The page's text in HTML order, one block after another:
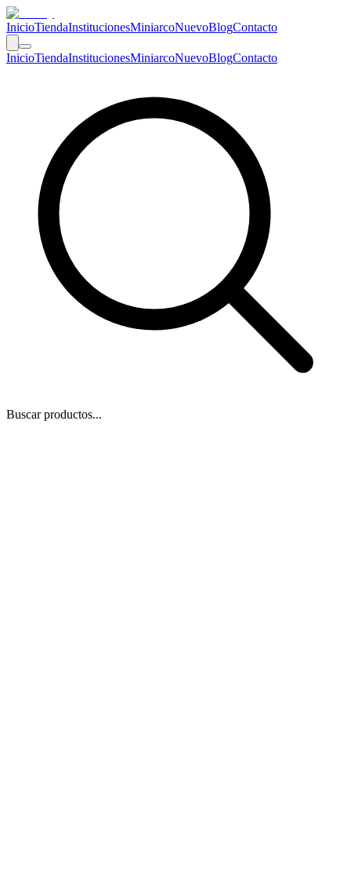
InicioTiendaInstitucionesMiniarcoNuevoBlogContacto
InicioTiendaInstitucionesMiniarcoNuevoBlogContacto
Buscar productos...